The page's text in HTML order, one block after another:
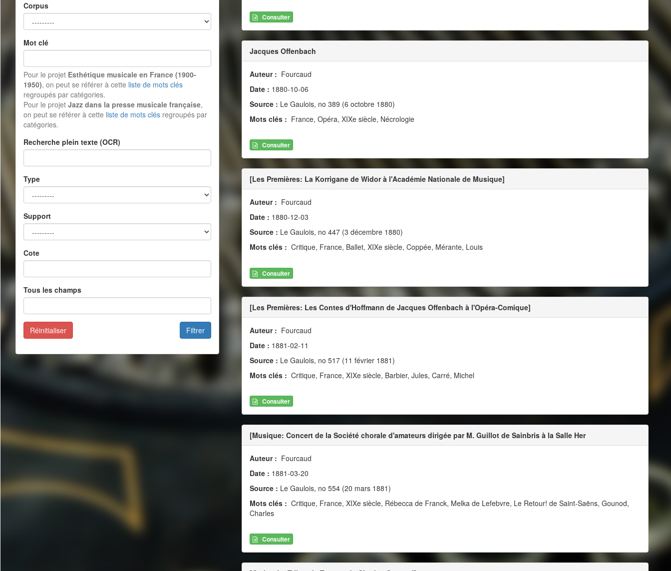
Corpus
Mot clé
Pour le projet Esthétique musicale en France (1900-
1950), on peut se référer à cette liste de mots clés
regroupés par catégories.
Pour le projet Jazz dans la presse musicale française,
on peut se référer à cette liste de mots clés regroupés par
catégories.
Recherche plein texte (OCR)
Type
Support
Cote
Tous les champs
Filtrer
Réinitialiser
Consulter
Jacques Offenbach
Auteur : Fourcaud
Date : 1880-10-06
Source : Le Gaulois, no 389 (6 octobre 1880)
Mots clés : France, Opéra, XIXe siècle, Nécrologie
Consulter
[Les Premières: La Korrigane de Widor à l'Académie Nationale de Musique]
Auteur : Fourcaud
Date : 1880-12-03
Source : Le Gaulois, no 447 (3 décembre 1880)
Mots clés : Critique, France, Ballet, XIXe siècle, Coppée, Mérante, Louis
Consulter
[Les Premières: Les Contes d'Hoffmann de Jacques Offenbach à l'Opéra-Comique]
Auteur : Fourcaud
Date : 1881-02-11
Source : Le Gaulois, no 517 (11 février 1881)
Mots clés : Critique, France, XIXe siècle, Barbier, Jules, Carré, Michel
Consulter
[Musique: Concert de la Société chorale d'amateurs dirigée par M. Guillot de Sainbris à la Salle Her
Auteur : Fourcaud
Date : 1881-03-20
Source : Le Gaulois, no 554 (20 mars 1881)
Mots clés : Critique, France, XIXe siècle, Rébecca de Franck, Melka de Lefebvre, Le Retour! de Saint-Saëns, Gounod,
Charles
Consulter